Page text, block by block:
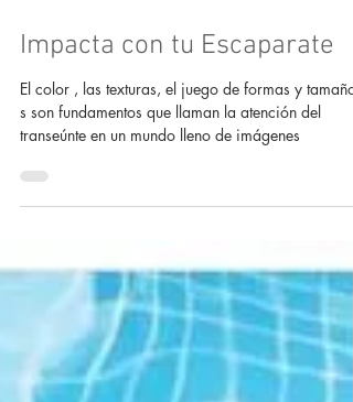
Impacta con tu Escaparate
El color , las texturas, el juego de formas y tamaños
s son fundamentos que llaman la atención del
transeúnte en un mundo lleno de imágenes